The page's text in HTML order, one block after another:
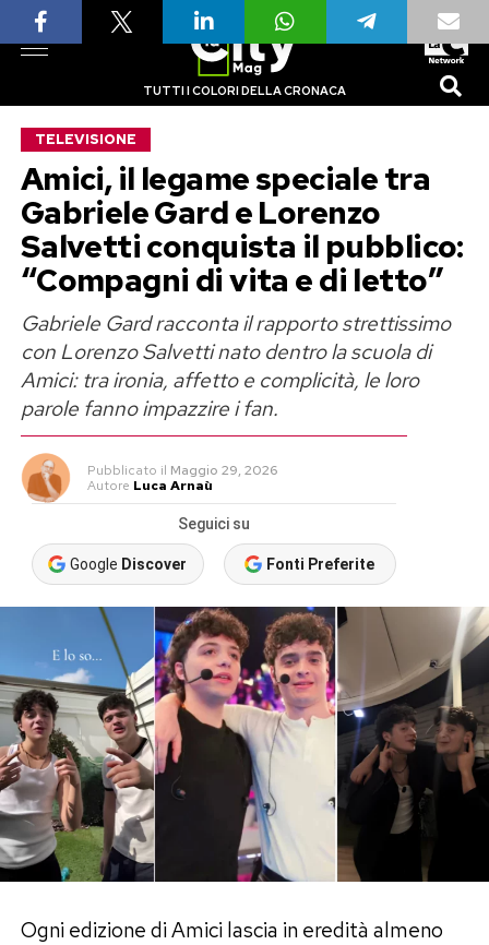
TUTTI I COLORI DELLA CRONACA
TELEVISIONE
Amici, il legame speciale tra
Gabriele Gard e Lorenzo
Salvetti conquista il pubblico:
“Compagni di vita e di letto”
Gabriele Gard racconta il rapporto strettissimo
con Lorenzo Salvetti nato dentro la scuola di
Amici: tra ironia, affetto e complicità, le loro
parole fanno impazzire i fan.
Pubblicato il Maggio 29, 2026
Autore Luca Arnaù
Seguici su
Google Discover Fonti Preferite
Ogni edizione di Amici lascia in eredità almeno